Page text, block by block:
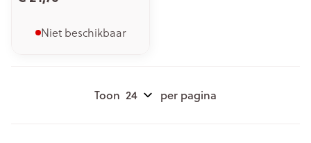
Niet beschikbaar
Toon per pagina